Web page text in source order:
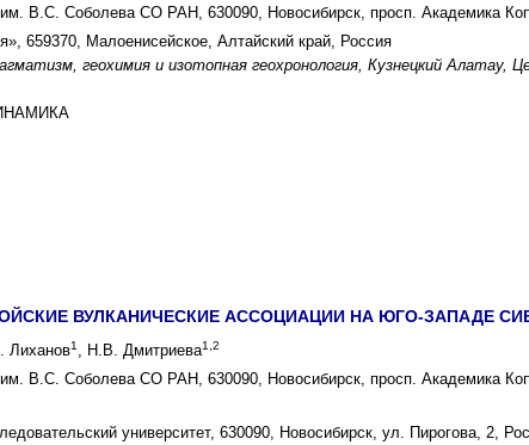
им. В.С. Соболева СО РАН, 630090, Новосибирск, просп. Академика
659370, Малоенисейское, Алтайский край, Россия
геохимия и изотопная геохронология, Кузнецкий Алатау,
ВУЛКАНИЧЕСКИЕ АССОЦИАЦИИ НА ЮГО-ЗАПАДЕ
Лиханов1 , Н.В. Дмитриева1,2
им. В.С. Соболева СО РАН, 630090, Новосибирск, просп. Академика
университет, 630090, Новосибирск, ул. Пирогова, 2,